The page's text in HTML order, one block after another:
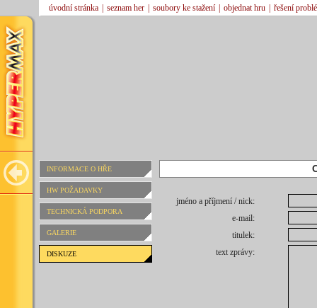
úvodní stránka seznam her soubory ke stažení objednat hru řešení
INFORMACE O HŘE
HW POŽADAVKY
TECHNICKÁ PODPORA
GALERIE
DISKUZE
jméno a příjmení / nick:
e-mail:
titulek:
text zprávy: